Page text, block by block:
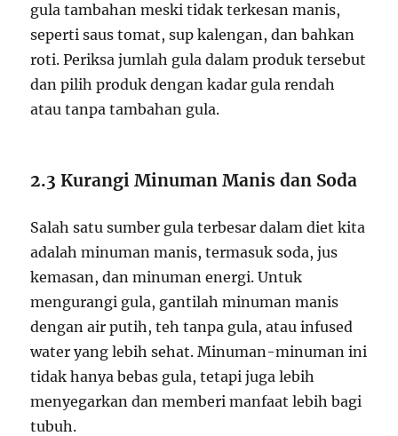
gula tambahan meski tidak terkesan manis,
seperti saus tomat, sup kalengan, dan bahkan
roti. Periksa jumlah gula dalam produk tersebut
dan pilih produk dengan kadar gula rendah
atau tanpa tambahan gula.
2.3 Kurangi Minuman Manis dan Soda
Salah satu sumber gula terbesar dalam diet kita
adalah minuman manis, termasuk soda, jus
kemasan, dan minuman energi. Untuk
mengurangi gula, gantilah minuman manis
dengan air putih, teh tanpa gula, atau infused
water yang lebih sehat. Minuman-minuman ini
tidak hanya bebas gula, tetapi juga lebih
menyegarkan dan memberi manfaat lebih bagi
tubuh.